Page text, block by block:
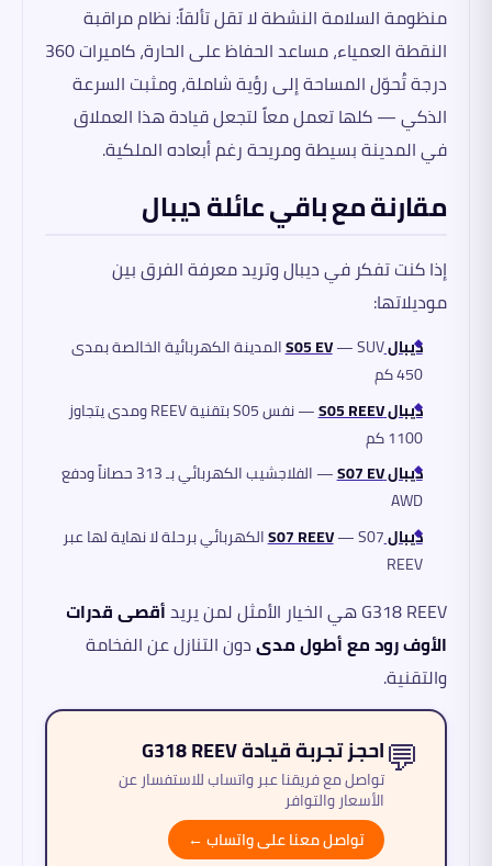
منظومة السلامة النشطة لا تقل تألقاً: نظام مراقبة
النقطة العمياء، مساعد الحفاظ على الحارة، كاميرات 360
درجة تُحوّل المساحة إلى رؤية شاملة، ومثبت السرعة
الذكي — كلها تعمل معاً لتجعل قيادة هذا العملاق
في المدينة بسيطة ومريحة رغم أبعاده الملكية.
مقارنة مع باقي عائلة ديبال
إذا كنت تفكر في ديبال وتريد معرفة الفرق بين
موديلاتها:
ديبال S05 EV
— SUV المدينة الكهربائية الخالصة بمدى
450 كم
ديبال S05 REEV
— نفس S05 بتقنية REEV ومدى يتجاوز
1100 كم
ديبال S07 EV
— الفلاجشيب الكهربائي بـ 313 حصاناً ودفع
AWD
ديبال S07 REEV
— S07 الكهربائي برحلة لا نهاية لها عبر
REEV
G318 REEV هي الخيار الأمثل لمن يريد
أقصى قدرات
الأوف رود مع أطول مدىدون التنازل عن الفخامة
والتقنية.
💬احجز تجربة قيادة G318 REEV
تواصل مع فريقنا عبر واتساب للاستفسار عن
الأسعار والتوافر
تواصل معنا على واتساب ←